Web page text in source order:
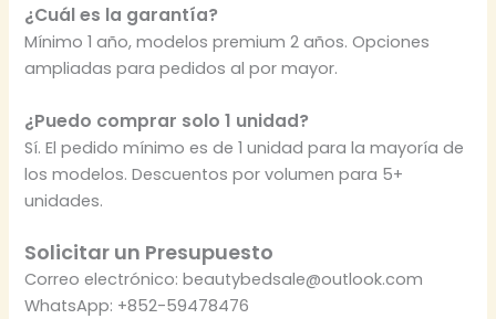
¿Cuál es la garantía?
Mínimo 1 año, modelos premium 2 años. Opciones
ampliadas para pedidos al por mayor.
¿Puedo comprar solo 1 unidad?
Sí. El pedido mínimo es de 1 unidad para la mayoría de
los modelos. Descuentos por volumen para 5+
unidades.
Solicitar un Presupuesto
Correo electrónico: beautybedsale@outlook.com
WhatsApp: +852-59478476